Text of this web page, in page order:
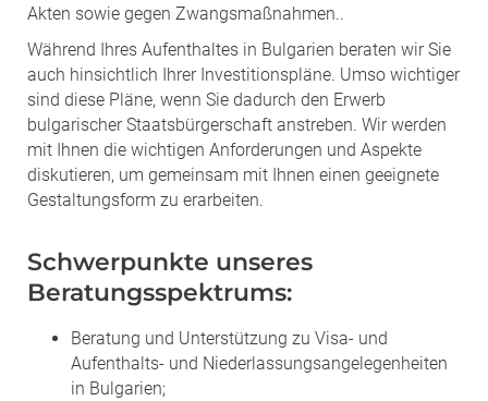
Akten sowie gegen Zwangsmaßnahmen..
Während Ihres Aufenthaltes in Bulgarien beraten wir Sie
auch hinsichtlich Ihrer Investitionspläne. Umso wichtiger
sind diese Pläne, wenn Sie dadurch den Erwerb
bulgarischer Staatsbürgerschaft anstreben. Wir werden
mit Ihnen die wichtigen Anforderungen und Aspekte
diskutieren, um gemeinsam mit Ihnen einen geeignete
Gestaltungsform zu erarbeiten.
Schwerpunkte unseres
Beratungsspektrums:
Beratung und Unterstützung zu Visa- und
Aufenthalts- und Niederlassungsangelegenheiten
in Bulgarien;